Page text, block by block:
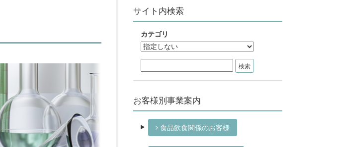
サイト内検索
カテゴリ
お客様別事業案内
食品飲食関係のお客様